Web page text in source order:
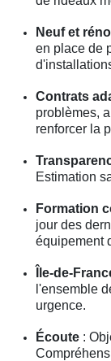
Neuf et
en place de
Contrats
problèmes,
renforcer la
Estimation
Formation
jour des
équipement
Île-de-
l'ensemble
urgence.
Écoute :